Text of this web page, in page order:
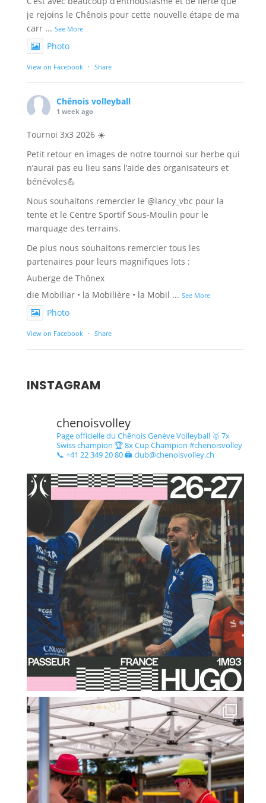
je rejoins le Chênois pour cette nouvelle étape de ma
carr ... See More
Photo
View on Facebook · Share
Chênois volleyball
1 week ago
Tournoi 3x3 2026 ☀️
Petit retour en images de notre tournoi sur herbe qui
n’aurai pas eu lieu sans l’aide des organisateurs et
bénévoles💪
Nous souhaitons remercier le @lancy_vbc pour la
tente et le Centre Sportif Sous-Moulin pour le
marquage des terrains.
De plus nous souhaitons remercier tous les
partenaires pour leurs magnifiques lots :
Auberge de Thônex
die Mobiliar • la Mobilière • la Mobil ... See More
Photo
View on Facebook · Share
INSTAGRAM
chenoisvolley
Page officielle du Chênois Genève Volleyball 🥇 7x
Swiss champion 🏆 8x Cup Champion #chenoisvolley
📞 +41 22 349 20 80 🖨 club@chenoisvolley.ch